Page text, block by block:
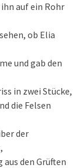
auf ein Rohr
ob Elia
und gab den
in zwei Stücke,
die Felsen
der
den Grüften